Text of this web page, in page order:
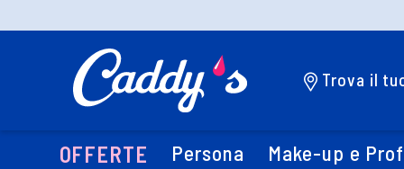
Trova il
OFFERTE Persona Make-up e